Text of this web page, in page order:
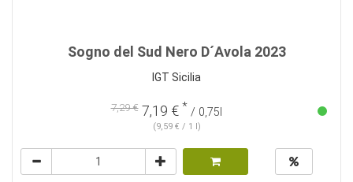
Sogno del Sud Nero D´Avola 2023
IGT Sicilia
7,29 €7,19 € * / 0,75l
(9,59 € / 1 l)